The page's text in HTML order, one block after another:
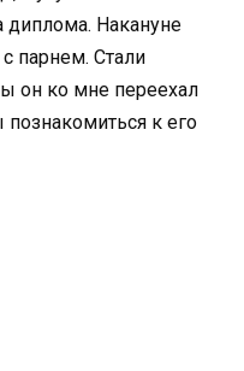
диплома. Накануне
парнем. Стали
он ко мне переехал
к его